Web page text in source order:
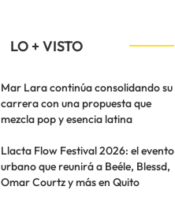
LO + VISTO
Mar Lara continúa consolidando su
carrera con una propuesta que
mezcla pop y esencia latina
Llacta Flow Festival 2026: el evento
urbano que reunirá a Beéle, Blessd,
Omar Courtz y más en Quito